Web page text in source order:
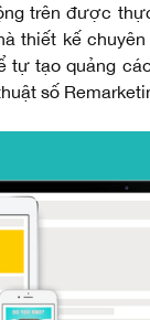
trên được
thiết kế
tự tạo quảng
số